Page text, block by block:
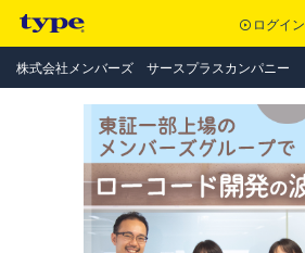
ログイン
株式会社メンバーズ サースプラスカンパニー